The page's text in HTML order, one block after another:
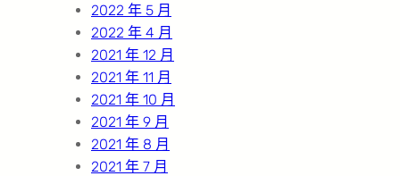
2022 年 5 月
2022 年 4 月
2021 年 12 月
2021 年 11 月
2021 年 10 月
2021 年 9 月
2021 年 8 月
2021 年 7 月